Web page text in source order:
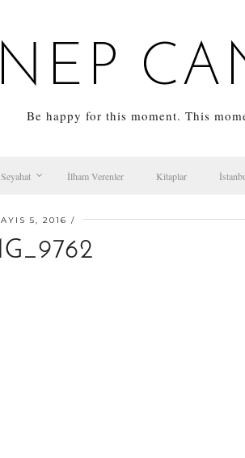
Be happy for this moment. This
Seyahat İlham Verenler Kitaplar
5, 2016